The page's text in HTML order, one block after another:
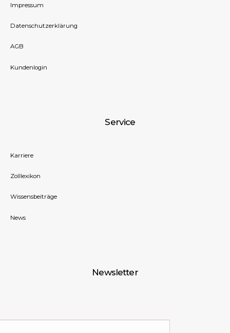
Impressum
Datenschutzerklärung
AGB
Kundenlogin
Service
Karriere
Zolllexikon
Wissensbeiträge
News
Newsletter